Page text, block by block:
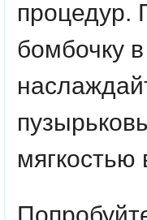
процедур.
бомбочку